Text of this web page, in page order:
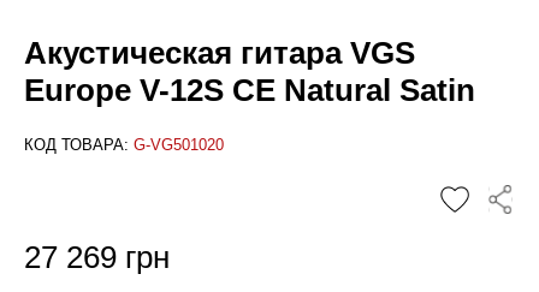
Акустическая гитара VGS
Europe V-12S CE Natural Satin
КОД ТОВАРА: G-VG501020
27 269 грн